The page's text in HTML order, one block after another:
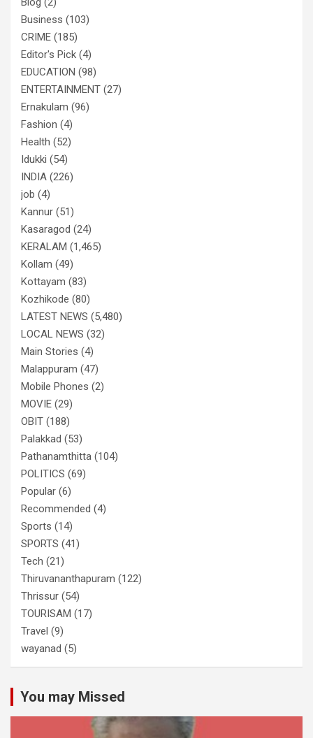
Business (103)
CRIME (185)
Editor's Pick (4)
EDUCATION (98)
ENTERTAINMENT (27)
Ernakulam (96)
Fashion (4)
Health (52)
Idukki (54)
INDIA (226)
job (4)
Kannur (51)
Kasaragod (24)
KERALAM (1,465)
Kollam (49)
Kottayam (83)
Kozhikode (80)
LATEST NEWS (5,480)
LOCAL NEWS (32)
Main Stories (4)
Malappuram (47)
Mobile Phones (2)
MOVIE (29)
OBIT (188)
Palakkad (53)
Pathanamthitta (104)
POLITICS (69)
Popular (6)
Recommended (4)
Sports (14)
SPORTS (41)
Tech (21)
Thiruvananthapuram (122)
Thrissur (54)
TOURISAM (17)
Travel (9)
wayanad (5)
You may Missed